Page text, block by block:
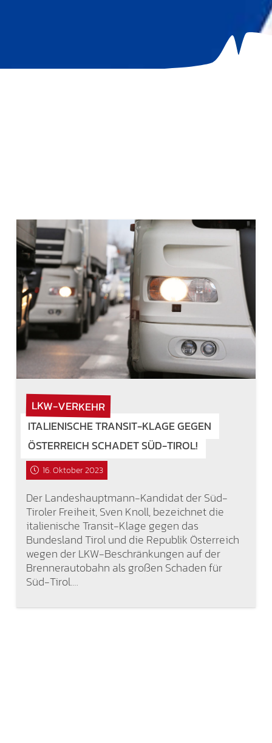
LKW-VERKEHR
ITALIENISCHE TRANSIT-KLAGE GEGEN
ÖSTERREICH SCHADET SÜD-TIROL!
16. Oktober 2023
Der Landeshauptmann-Kandidat der Süd-
Tiroler Freiheit, Sven Knoll, bezeichnet die
italienische Transit-Klage gegen das
Bundesland Tirol und die Republik Österreich
wegen der LKW-Beschränkungen auf der
Brennerautobahn als großen Schaden für
Süd-Tirol.…